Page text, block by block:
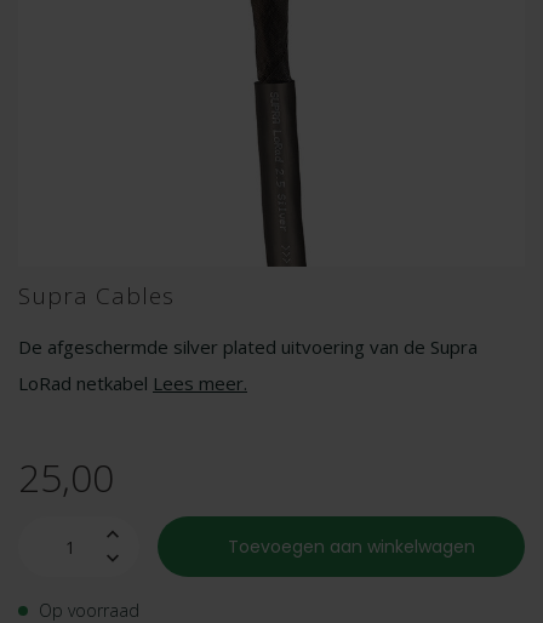
Supra Cables
De afgeschermde silver plated uitvoering van de Supra
LoRad netkabel Lees meer.
25,00
Toevoegen aan winkelwagen
Op voorraad